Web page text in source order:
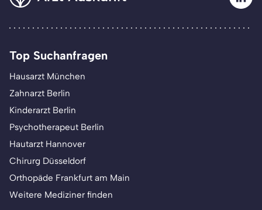
Top Suchanfragen
Hausarzt München
Zahnarzt Berlin
Kinderarzt Berlin
Psychotherapeut Berlin
Hautarzt Hannover
Chirurg Düsseldorf
Orthopäde Frankfurt am Main
Weitere Mediziner finden